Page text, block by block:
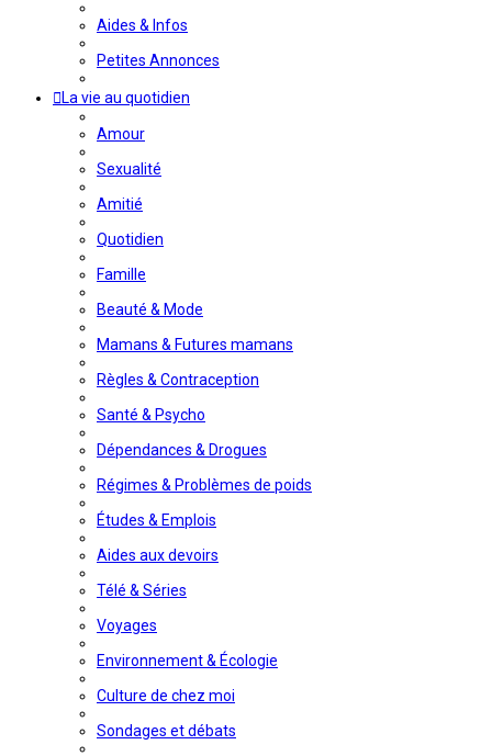
Aides & Infos
Petites Annonces
La vie au quotidien
Amour
Sexualité
Amitié
Quotidien
Famille
Beauté & Mode
Mamans & Futures mamans
Règles & Contraception
Santé & Psycho
Dépendances & Drogues
Régimes & Problèmes de poids
Études & Emplois
Aides aux devoirs
Télé & Séries
Voyages
Environnement & Écologie
Culture de chez moi
Sondages et débats